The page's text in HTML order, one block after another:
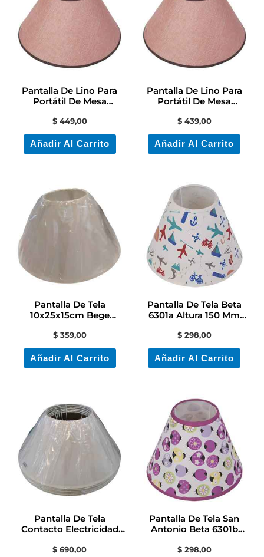
Pantalla De Lino Para
Portátil De Mesa
$449,00
Añadir Al Carrito
Pantalla De Lino Para
Portátil De Mesa
$439,00
Añadir Al Carrito
Pantalla De Tela
10x25x15cm Bege
$359,00
Añadir Al Carrito
Pantalla De Tela Beta
6301a Altura 150 Mm
$298,00
Añadir Al Carrito
Pantalla De Tela
Contacto Electricidad
$ 690,00
múltiples
variantes.
opciones
pueden
Pantalla De Tela San
Antonio Beta 6301b
$298,00